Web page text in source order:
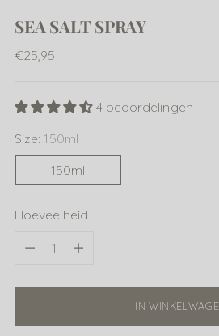
SEA SALT SPRAY
Normale
€25,95
4 beoordelingen
Size: 150ml
150ml
Hoeveelheid
Hoeveelheid
IN